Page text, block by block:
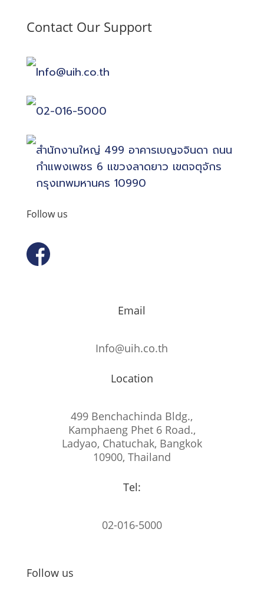
Contact Our Support
Info@uih.co.th
02-016-5000
สำนักงานใหญ่ 499 อาคารเบญจจินดา ถนน
กำแพงเพชร 6 แขวงลาดยาว เขตจตุจักร
กรุงเทพมหานคร 10990
Follow us
Email
Info@uih.co.th
Location
499 Benchachinda Bldg.,
Kamphaeng Phet 6 Road.,
Ladyao, Chatuchak, Bangkok
10900, Thailand
Tel:
02-016-5000
Follow us